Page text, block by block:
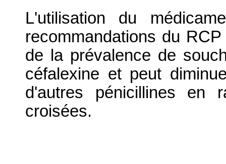
L'utilisation du
recommandations du
de la prévalence de
céfalexine et peut
d'autres pénicillines en
croisées.